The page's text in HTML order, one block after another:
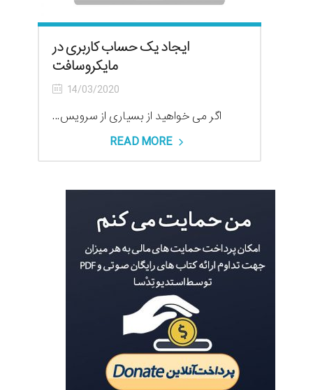
ایجاد یک حساب کاربری در
مایکروسافت
14/03/2020
اگر می خواهید از بسیاری از سرویس...
READ MORE